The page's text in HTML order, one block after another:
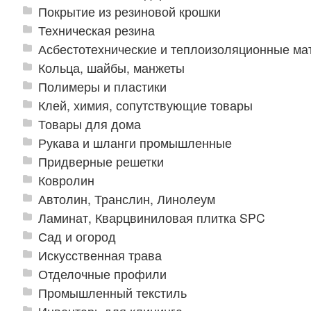
Покрытие из резиновой крошки
Техническая резина
Асбестотехнические и теплоизоляционные
Кольца, шайбы, манжеты
Полимеры и пластики
Клей, химия, сопутствующие товары
Товары для дома
Рукава и шланги промышленные
Придверные решетки
Ковролин
Автолин, Транслин, Линолеум
Ламинат, Кварцвиниловая плитка SPC
Сад и огород
Искусственная трава
Отделочные профили
Промышленный текстиль